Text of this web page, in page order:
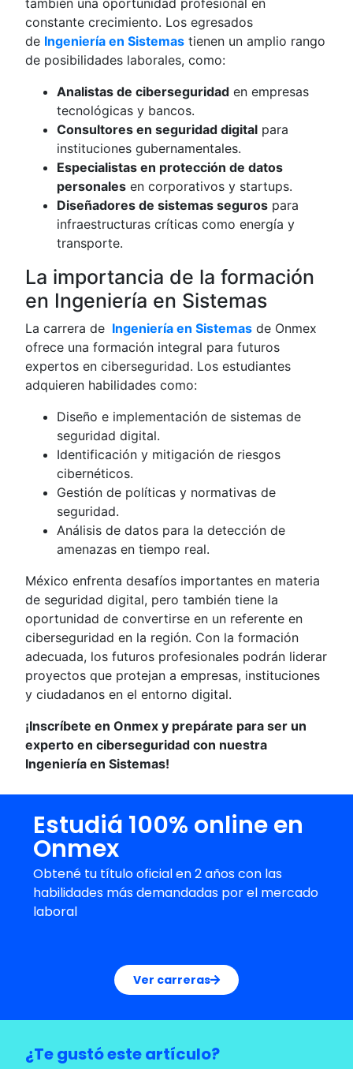
también una oportunidad profesional en
constante crecimiento. Los egresados
de Ingeniería en Sistemas tienen un amplio rango
de posibilidades laborales, como:
Analistas de ciberseguridad en empresas
tecnológicas y bancos.
Consultores en seguridad digital para
instituciones gubernamentales.
Especialistas en protección de datos
personales en corporativos y startups.
Diseñadores de sistemas seguros para
infraestructuras críticas como energía y
transporte.
La importancia de la formación
en Ingeniería en Sistemas
La carrera de Ingeniería en Sistemas de Onmex
ofrece una formación integral para futuros
expertos en ciberseguridad. Los estudiantes
adquieren habilidades como:
Diseño e implementación de sistemas de
seguridad digital.
Identificación y mitigación de riesgos
cibernéticos.
Gestión de políticas y normativas de
seguridad.
Análisis de datos para la detección de
amenazas en tiempo real.
México enfrenta desafíos importantes en materia
de seguridad digital, pero también tiene la
oportunidad de convertirse en un referente en
ciberseguridad en la región. Con la formación
adecuada, los futuros profesionales podrán liderar
proyectos que protejan a empresas, instituciones
y ciudadanos en el entorno digital.
¡Inscríbete en Onmex y prepárate para ser un
experto en ciberseguridad con nuestra
Ingeniería en Sistemas!
Estudiá 100% online en
Onmex
Obtené tu título oficial en 2 años con las
habilidades más demandadas por el mercado
laboral
Ver carreras
¿Te gustó este artículo?